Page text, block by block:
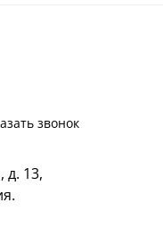
звонок
д. 13,